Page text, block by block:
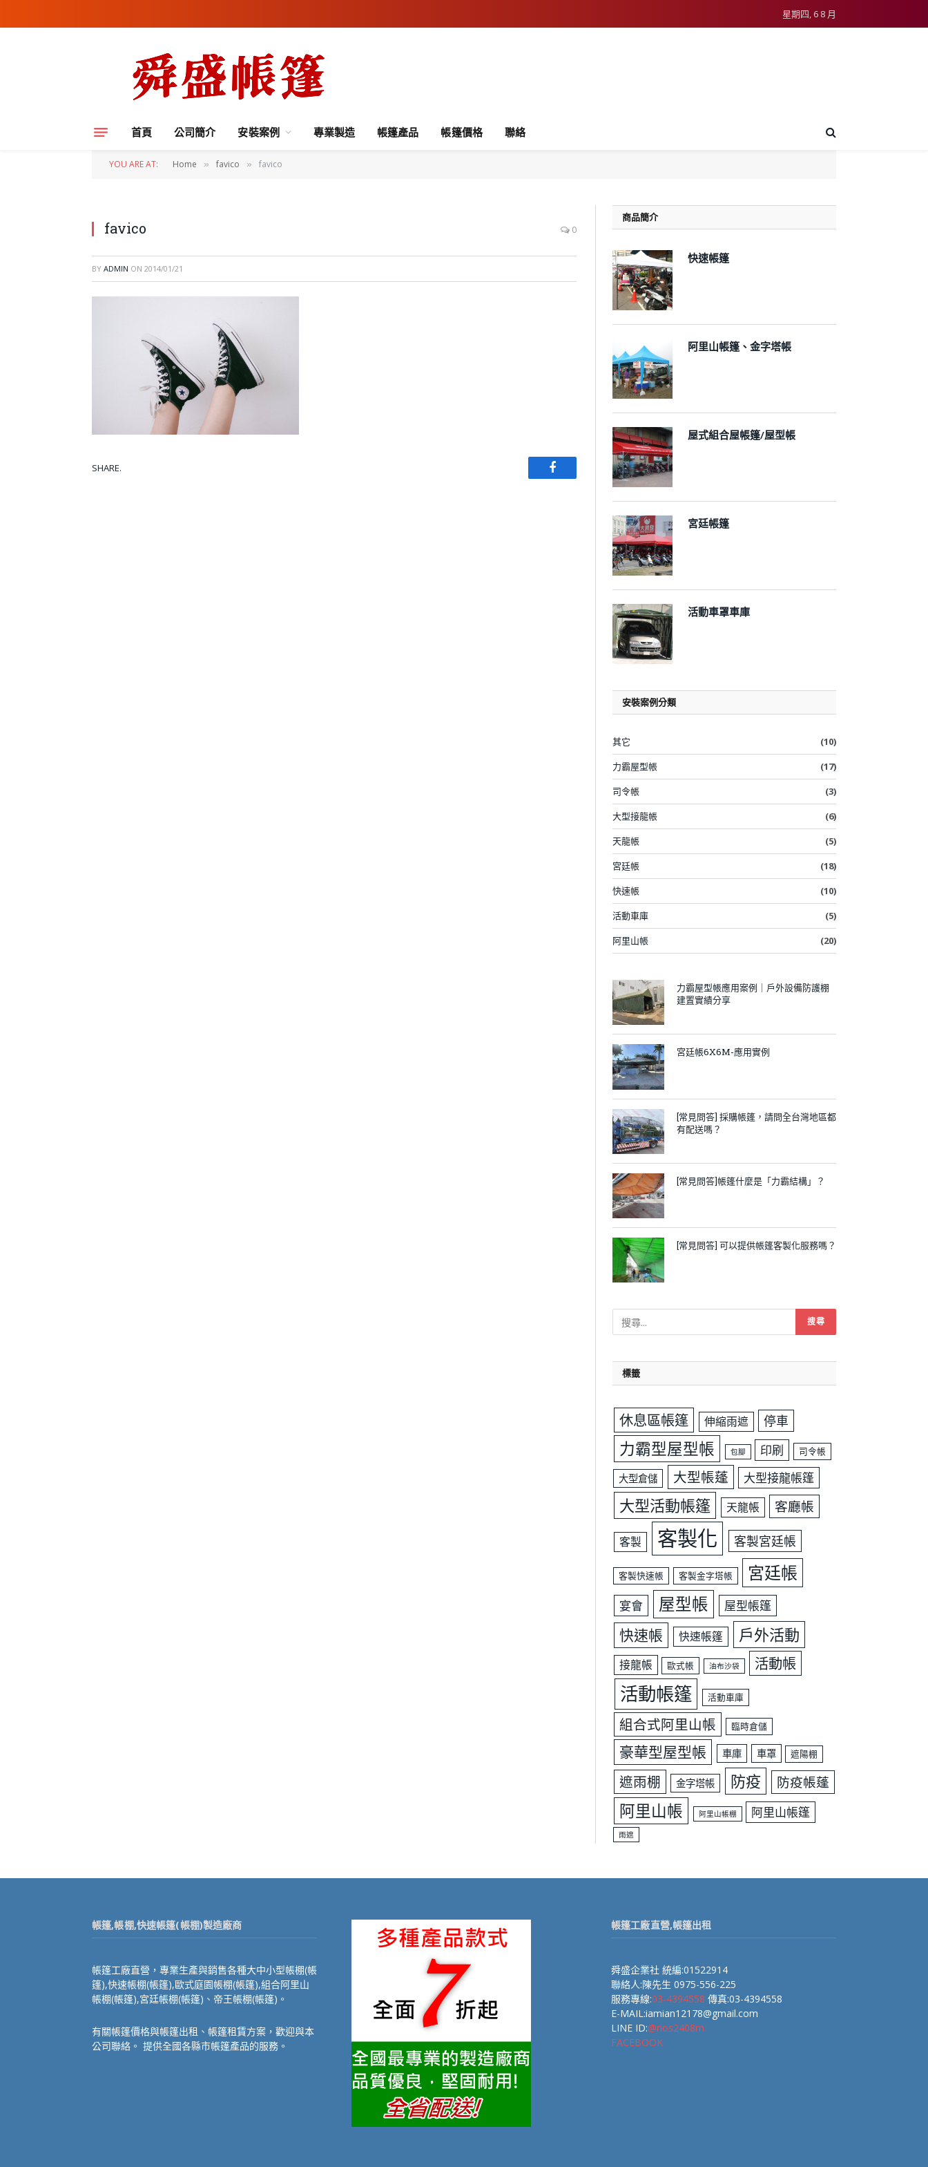
星期四, 6 8 月
首頁 公司簡介 安裝案例 專業製造 帳篷產品 帳篷價格 聯絡
YOU ARE AT: Home » favico » favico
favico 0
BY ADMIN ON 2014/01/21
SHARE.
Facebook
商品簡介
快速帳篷
阿里山帳篷、金字塔帳
屋式組合屋帳篷/屋型帳
宮廷帳篷
活動車罩車庫
安裝案例分類
其它
(10)
力霸屋型帳
(17)
司令帳
(3)
大型接龍帳
(6)
天龍帳
(5)
宮廷帳
(18)
快速帳
(10)
活動車庫
(5)
阿里山帳
(20)
力霸屋型帳應用案例｜戶外設備防護棚
建置實績分享
宮廷帳6X6M-應用實例
[常見問答] 採購帳篷，請問全台灣地區都
有配送嗎？
[常見問答]帳篷什麼是「力霸結構」？
[常見問答] 可以提供帳篷客製化服務嗎？
標籤
休息區帳篷 伸縮雨遮 停車
力霸型屋型帳 包腳 印刷 司令帳
大型倉儲 大型帳蓬 大型接龍帳篷
大型活動帳篷 天龍帳 客廳帳
客製 客製化 客製宮廷帳
客製快速帳 客製金字塔帳 宮廷帳
宴會 屋型帳 屋型帳篷
快速帳 快速帳篷 戶外活動
接龍帳 歐式帳 油布沙袋 活動帳
活動帳篷 活動車庫
組合式阿里山帳 臨時倉儲
豪華型屋型帳 車庫 車罩 遮陽棚
遮雨棚 金字塔帳 防疫 防疫帳蓬
阿里山帳 阿里山帳棚 阿里山帳篷
雨遮
帳篷,帳棚,快速帳篷(帳棚)製造廠商
帳篷工廠直營，專業生產與銷售各種大中小型帳棚(帳
篷),快速帳棚(帳篷),歐式庭園帳棚(帳篷),組合阿里山
帳棚(帳篷),宮廷帳棚(帳篷)、帝王帳棚(帳篷)。
有關帳篷價格與帳篷出租、帳篷租賃方案，歡迎與本
公司聯絡。 提供全國各縣市帳篷產品的服務。
帳篷工廠直營,帳篷出租
舜盛企業社 統編:01522914
聯絡人:陳先生 0975-556-225
服務專線:03-4394558 傳真:03-4394558
E-MAIL:iamian12178@gmail.com
LINE ID:@nos2408m
FACEBOOK